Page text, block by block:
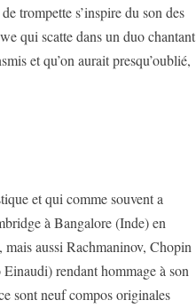
trompette s’inspire du son des
qui scatte dans un duo chantant
et qu’on aurait presqu’oublié,
et qui comme souvent a
à Bangalore (Inde) en
mais aussi Rachmaninov, Chopin
rendant hommage à son
sont neuf compos originales